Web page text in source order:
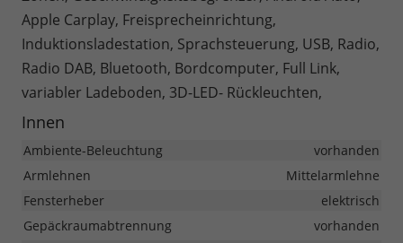
Apple Carplay, Freisprecheinrichtung,
Induktionsladestation, Sprachsteuerung, USB, Radio,
Radio DAB, Bluetooth, Bordcomputer, Full Link,
variabler Ladeboden, 3D-LED- Rückleuchten,
Innen
Ambiente-Beleuchtung
vorhanden
Armlehnen
Mittelarmlehne
Fensterheber
elektrisch
Gepäckraumabtrennung
vorhanden